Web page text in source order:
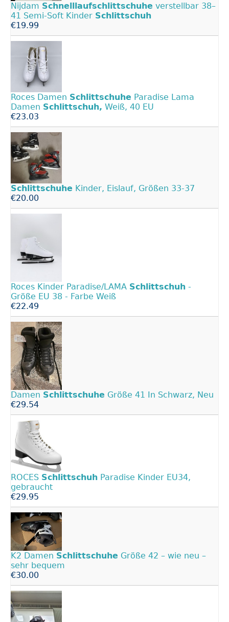
Nijdam Schnelllaufschlittschuhe verstellbar 38–
41 Semi-Soft Kinder Schlittschuh
€19.99
Roces Damen Schlittschuhe Paradise Lama
Damen Schlittschuh, Weiß, 40 EU
€23.03
Schlittschuhe Kinder, Eislauf, Größen 33-37
€20.00
Roces Kinder Paradise/LAMA Schlittschuh -
Größe EU 38 - Farbe Weiß
€22.49
Damen Schlittschuhe Größe 41 In Schwarz, Neu
€29.54
ROCES Schlittschuh Paradise Kinder EU34,
gebraucht
€29.95
K2 Damen Schlittschuhe Größe 42 – wie neu –
sehr bequem
€30.00